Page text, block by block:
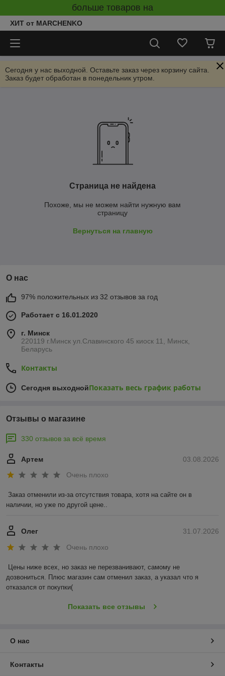
больше товаров на
ХИТ от MARCHENKO
Сегодня у нас выходной. Оставьте заказ через корзину сайта.
Заказ будет обработан в понедельник утром.
Страница не найдена
Похоже, мы не можем найти нужную вам
страницу
Вернуться на главную
О нас
97% положительных из 32 отзывов за год
Работает с 16.01.2020
г. Минск
220119 г.Минск ул.Славинского 45 киоск 11, Минск,
Беларусь
Контакты
Сегодня выходнойПоказать весь график работы
Отзывы о магазине
330 отзывов за всё время
03.08.2026
Артем
Очень плохо
Заказ отменили из-за отсутствия товара, хотя на сайте он в
наличии, но уже по другой цене..
31.07.2026
Олег
Очень плохо
Цены ниже всех, но заказ не перезванивают, самому не
дозвониться. Плюс магазин сам отменил заказ, а указал что я
отказался от покупки(
Показать все отзывы
О нас
Контакты